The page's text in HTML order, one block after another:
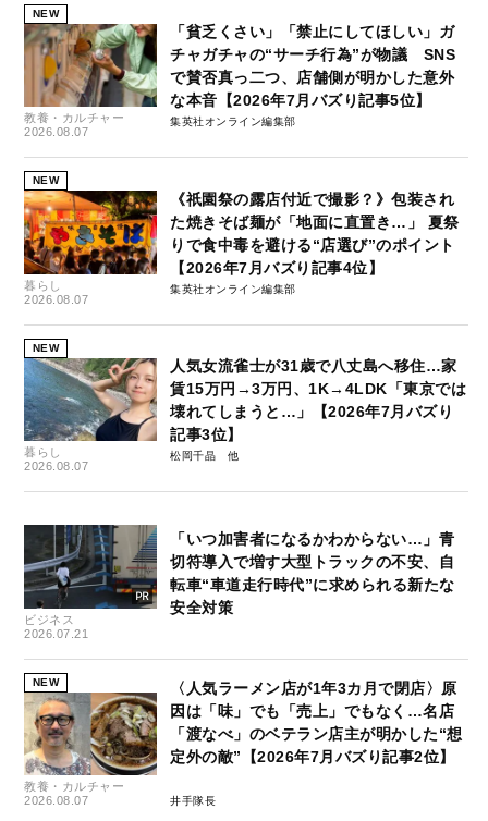
NEW
教養・カルチャー
2026.08.07
「貧乏くさい」「禁止にしてほしい」ガ
チャガチャの“サーチ行為”が物議 SNS
で賛否真っ二つ、店舗側が明かした意外
な本音【2026年7月バズり記事5位】
集英社オンライン編集部
NEW
暮らし
2026.08.07
《祇園祭の露店付近で撮影？》包装され
た焼きそば麺が「地面に直置き…」 夏祭
りで食中毒を避ける“店選び”のポイント
【2026年7月バズり記事4位】
集英社オンライン編集部
NEW
暮らし
2026.08.07
人気女流雀士が31歳で八丈島へ移住…家
賃15万円→3万円、1K→4LDK「東京では
壊れてしまうと…」【2026年7月バズり
記事3位】
松岡千晶
ビジネス
2026.07.21
「いつ加害者になるかわからない…」青
切符導入で増す大型トラックの不安、自
転車“車道走行時代”に求められる新たな
安全対策
NEW
教養・カルチャー
2026.08.07
〈人気ラーメン店が1年3カ月で閉店〉原
因は「味」でも「売上」でもなく…名店
「渡なべ」のベテラン店主が明かした“想
定外の敵”【2026年7月バズり記事2位】
井手隊長